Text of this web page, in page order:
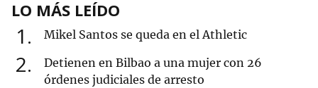
LO MÁS LEÍDO
1 Mikel Santos se queda en el Athletic
2
Detienen en Bilbao a una mujer con 26
órdenes judiciales de arresto